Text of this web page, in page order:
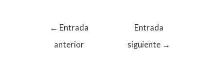
← Entrada
anterior
Entrada
siguiente →